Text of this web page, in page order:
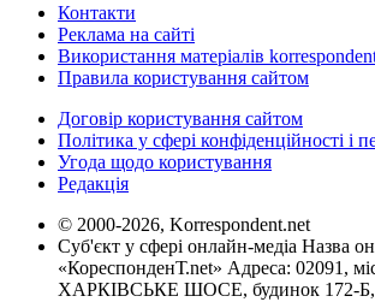
Контакти
Реклама на сайті
Використання матеріалів
Правила користування сайтом
Договір користування сайтом
Політика у сфері конфіденційності і
Угода щодо користування
Редакція
© 2000-2026, Korrespondent.net
Суб'єкт у сфері онлайн-медіа Назва
«КореспонденТ.net» Адреса: 02091,
ХАРКІВСЬКЕ ШОСЕ, будинок 172-Б,